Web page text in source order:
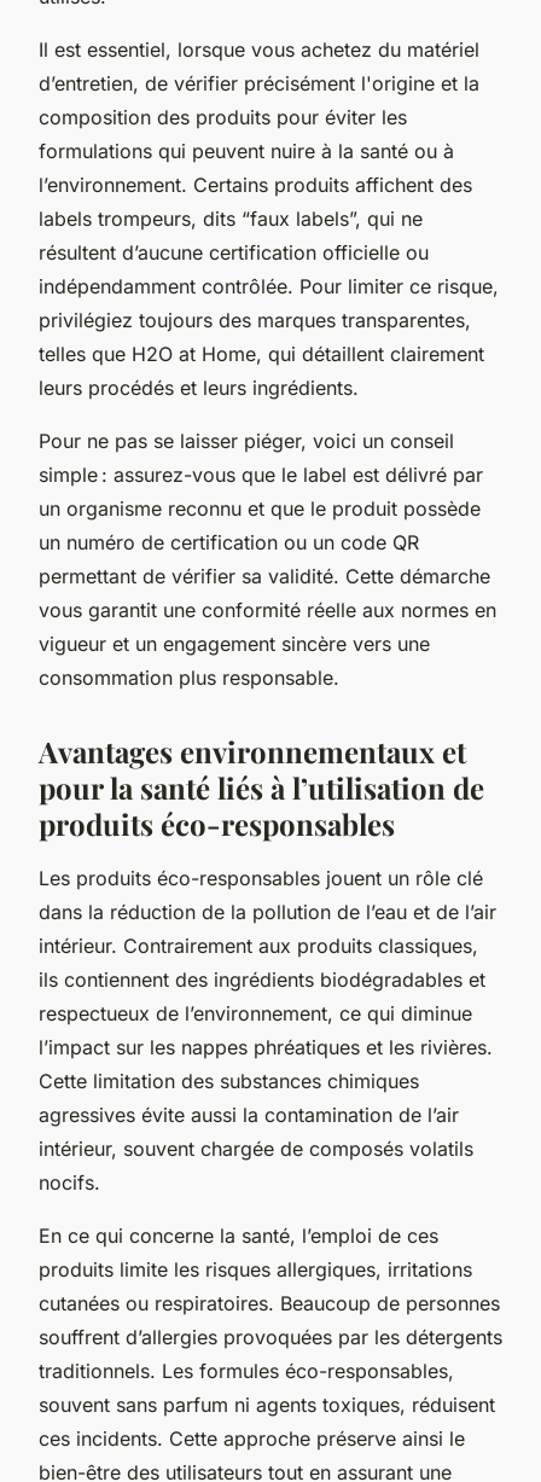
Il est essentiel, lorsque vous achetez du matériel
d’entretien, de vérifier précisément l'origine et la
composition des produits pour éviter les
formulations qui peuvent nuire à la santé ou à
l’environnement. Certains produits affichent des
labels trompeurs, dits “faux labels”, qui ne
résultent d’aucune certification officielle ou
indépendamment contrôlée. Pour limiter ce risque,
privilégiez toujours des marques transparentes,
telles que H2O at Home, qui détaillent clairement
leurs procédés et leurs ingrédients.
Pour ne pas se laisser piéger, voici un conseil
simple : assurez-vous que le label est délivré par
un organisme reconnu et que le produit possède
un numéro de certification ou un code QR
permettant de vérifier sa validité. Cette démarche
vous garantit une conformité réelle aux normes en
vigueur et un engagement sincère vers une
consommation plus responsable.
Avantages environnementaux et
pour la santé liés à l’utilisation de
produits éco-responsables
Les produits éco-responsables jouent un rôle clé
dans la réduction de la pollution de l’eau et de l’air
intérieur. Contrairement aux produits classiques,
ils contiennent des ingrédients biodégradables et
respectueux de l’environnement, ce qui diminue
l’impact sur les nappes phréatiques et les rivières.
Cette limitation des substances chimiques
agressives évite aussi la contamination de l’air
intérieur, souvent chargée de composés volatils
nocifs.
En ce qui concerne la santé, l’emploi de ces
produits limite les risques allergiques, irritations
cutanées ou respiratoires. Beaucoup de personnes
souffrent d’allergies provoquées par les détergents
traditionnels. Les formules éco-responsables,
souvent sans parfum ni agents toxiques, réduisent
ces incidents. Cette approche préserve ainsi le
bien-être des utilisateurs tout en assurant une